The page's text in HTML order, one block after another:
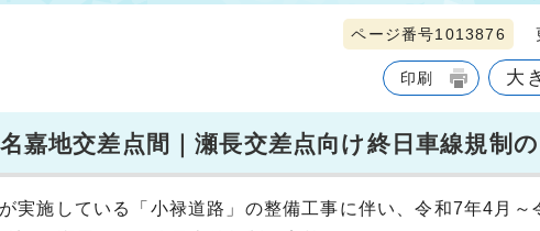
ページ番号1013876
印刷 大
嘉地交差点間｜瀬長交差点向け終日車線規制
実施している「小禄道路」の整備工事に伴い、令和7年4月～